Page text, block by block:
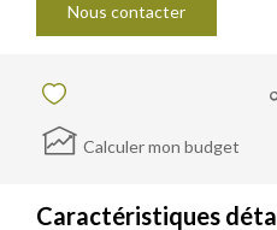
Nous contacter
Calculer mon budget
Caractéristiques